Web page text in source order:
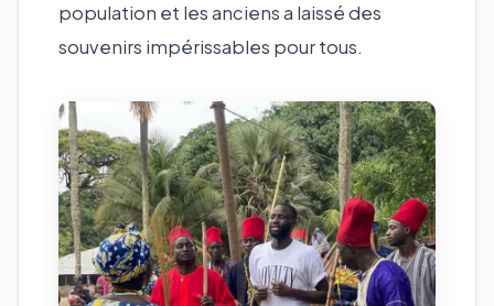
population et les anciens a laissé des
souvenirs impérissables pour tous.